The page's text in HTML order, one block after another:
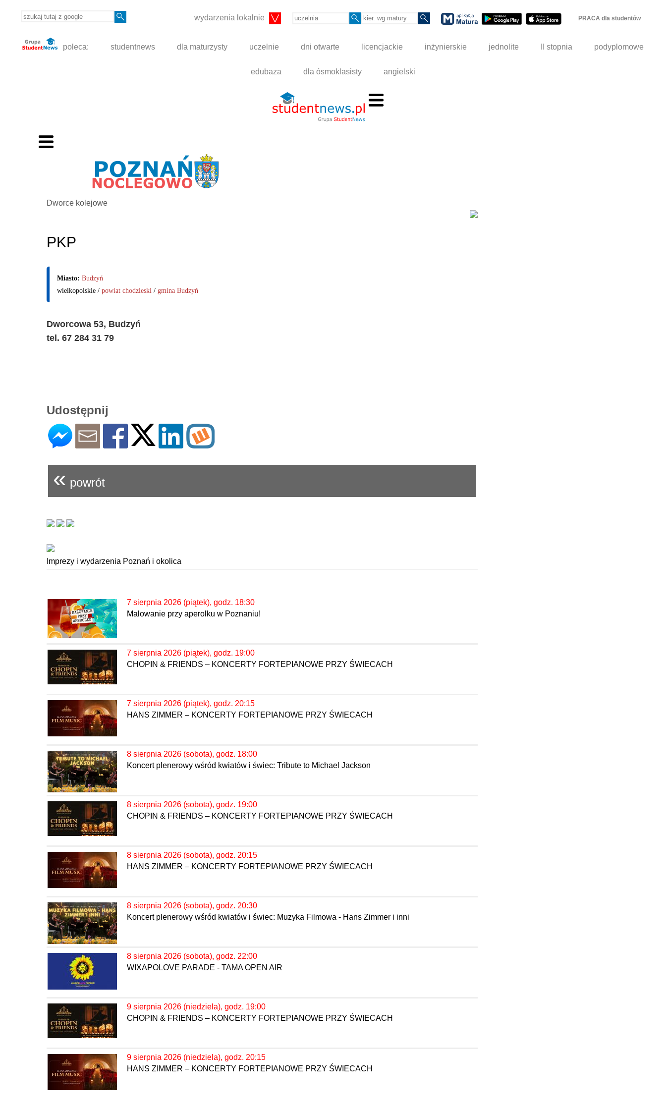
wydarzenia lokalnie PRACA dla studentów
poleca: studentnews dla maturzysty uczelnie dni otwarte licencjackie inżynierskie jednolite II stopnia podyplomowe
edubaza dla ósmoklasisty angielski
Dworce kolejowe
PKP
Miasto: Budzyń
wielkopolskie / powiat chodzieski / gmina Budzyń
Dworcowa 53, Budzyń
tel. 67 284 31 79
Udostępnij
« powrót
Imprezy i wydarzenia Poznań i okolica
7 sierpnia 2026 (piątek), godz. 18:30
Malowanie przy aperolku w Poznaniu!
7 sierpnia 2026 (piątek), godz. 19:00
CHOPIN & FRIENDS – KONCERTY FORTEPIANOWE PRZY ŚWIECACH
7 sierpnia 2026 (piątek), godz. 20:15
HANS ZIMMER – KONCERTY FORTEPIANOWE PRZY ŚWIECACH
8 sierpnia 2026 (sobota), godz. 18:00
Koncert plenerowy wśród kwiatów i świec: Tribute to Michael Jackson
8 sierpnia 2026 (sobota), godz. 19:00
CHOPIN & FRIENDS – KONCERTY FORTEPIANOWE PRZY ŚWIECACH
8 sierpnia 2026 (sobota), godz. 20:15
HANS ZIMMER – KONCERTY FORTEPIANOWE PRZY ŚWIECACH
8 sierpnia 2026 (sobota), godz. 20:30
Koncert plenerowy wśród kwiatów i świec: Muzyka Filmowa - Hans Zimmer i inni
8 sierpnia 2026 (sobota), godz. 22:00
WIXAPOLOVE PARADE - TAMA OPEN AIR
9 sierpnia 2026 (niedziela), godz. 19:00
CHOPIN & FRIENDS – KONCERTY FORTEPIANOWE PRZY ŚWIECACH
9 sierpnia 2026 (niedziela), godz. 20:15
HANS ZIMMER – KONCERTY FORTEPIANOWE PRZY ŚWIECACH